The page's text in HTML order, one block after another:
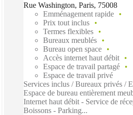
Rue Washington, Paris, 75008
Emménagement rapide
Prix tout inclus
Termes flexibles
Bureaux meublés
Bureau open space
Accès internet haut débit
Espace de travail partagé
Espace de travail privé
Services inclus / Bureaux privés /
Espace de bureau entièrement
Internet haut débit - Service de
Boissons - Parking...